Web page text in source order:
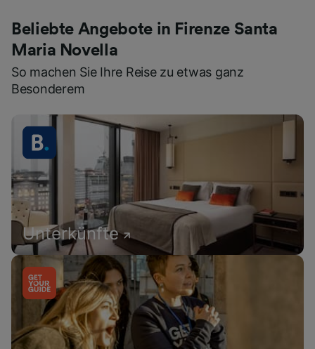
Beliebte Angebote in Firenze Santa
Maria Novella
So machen Sie Ihre Reise zu etwas ganz
Besonderem
Unterkünfte